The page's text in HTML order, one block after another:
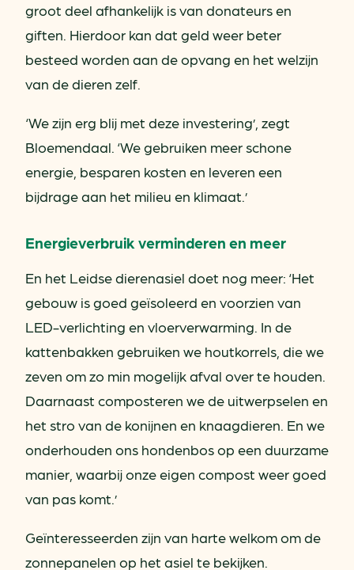
groot deel afhankelijk is van donateurs en
giften. Hierdoor kan dat geld weer beter
besteed worden aan de opvang en het welzijn
van de dieren zelf.
‘We zijn erg blij met deze investering’, zegt
Bloemendaal. ‘We gebruiken meer schone
energie, besparen kosten en leveren een
bijdrage aan het milieu en klimaat.’
Energieverbruik verminderen en meer
En het Leidse dierenasiel doet nog meer: ‘Het
gebouw is goed geïsoleerd en voorzien van
LED-verlichting en vloerverwarming. In de
kattenbakken gebruiken we houtkorrels, die we
zeven om zo min mogelijk afval over te houden.
Daarnaast composteren we de uitwerpselen en
het stro van de konijnen en knaagdieren. En we
onderhouden ons hondenbos op een duurzame
manier, waarbij onze eigen compost weer goed
van pas komt.’
Geïnteresseerden zijn van harte welkom om de
zonnepanelen op het asiel te bekijken.